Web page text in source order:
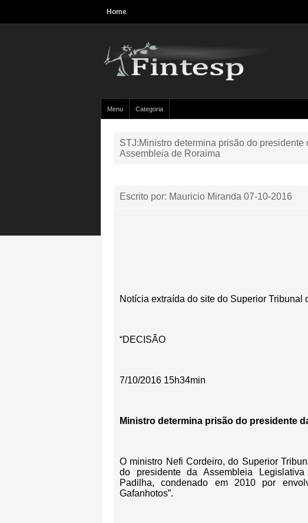
Home
Menu Categoria
STJ:Ministro determina prisão do presidente
Assembleia de Roraima
Escrito por: Mauricio Miranda 07-10-2016
Notícia extraída do site do Superior Tribunal
“DECISÃO
7/10/2016 15h34min
Ministro determina prisão do presidente
O ministro Nefi Cordeiro, do Superior
do presidente da Assembleia
Padilha, condenado em 2010 por
Gafanhotos”.